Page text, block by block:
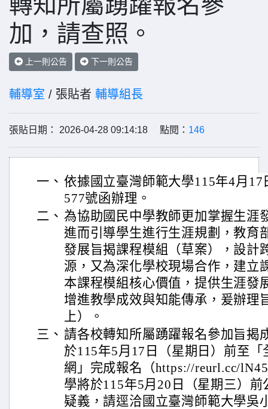
加，請查照。
上一則公告 下一則公告
輔導室 / 張貼者 輔導組長
張貼日期： 2026-04-28 09:14:18 點閱： 146
一、 依據國立臺灣師範大學115年4月
577號函辦理。
二、 為協助國民中學教師更加掌握生涯
進而引導學生進行生涯規劃，教育
發展旨揭課程模組（草案），設計
源，又為深化學校現場合作，建立
本課程模組核心價值，提供生涯發
增進教學成效與知能傳承，爰辦理
上）。
三、 請各校轉知所屬踴躍報名參加旨揭
於115年5月17日（星期日）前至
網」完成報名（https://reurl.cc/
學將於115年5月20日（星期三）
疑義，請逕洽國立臺灣師範大學吳